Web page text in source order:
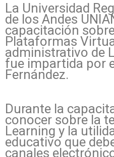
La Universidad
de los Andes
capacitación
Plataformas
administrativo de
fue impartida por
Fernández.
Durante la
conocer sobre la
Learning y la
educativo que
canales